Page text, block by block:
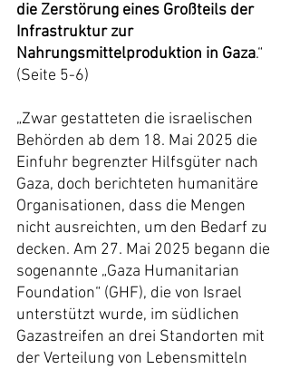
die Zerstörung eines Großteils der
Infrastruktur zur
Nahrungsmittelproduktion in Gaza.“
(Seite 5-6)
„Zwar gestatteten die israelischen
Behörden ab dem 18. Mai 2025 die
Einfuhr begrenzter Hilfsgüter nach
Gaza, doch berichteten humanitäre
Organisationen, dass die Mengen
nicht ausreichten, um den Bedarf zu
decken. Am 27. Mai 2025 begann die
sogenannte „Gaza Humanitarian
Foundation“ (GHF), die von Israel
unterstützt wurde, im südlichen
Gazastreifen an drei Standorten mit
der Verteilung von Lebensmitteln